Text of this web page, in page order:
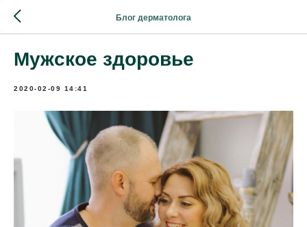
Блог дерматолога
Мужское здоровье
2020-02-09 14:41